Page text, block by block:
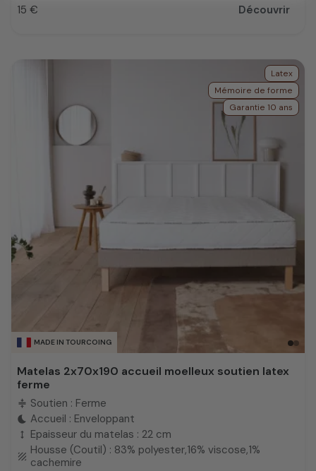
Prix
15 € Découvrir
MADE IN TOURCOING
Latex
Mémoire de forme
Garantie 10 ans
Matelas 2x70x190 accueil moelleux soutien latex
ferme
compress Soutien : Ferme
bedtime Accueil : Enveloppant
height Epaisseur du matelas : 22 cm
texture Housse (Coutil) : 83% polyester,16% viscose,1%
cachemire